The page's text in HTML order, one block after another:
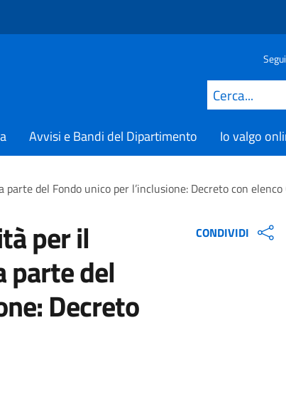
Cerca
Avvisi e Bandi del Dipartimento Io valgo
del Fondo unico per l’inclusione: Decreto con
per il
parte del
Decreto
CONDIVIDI